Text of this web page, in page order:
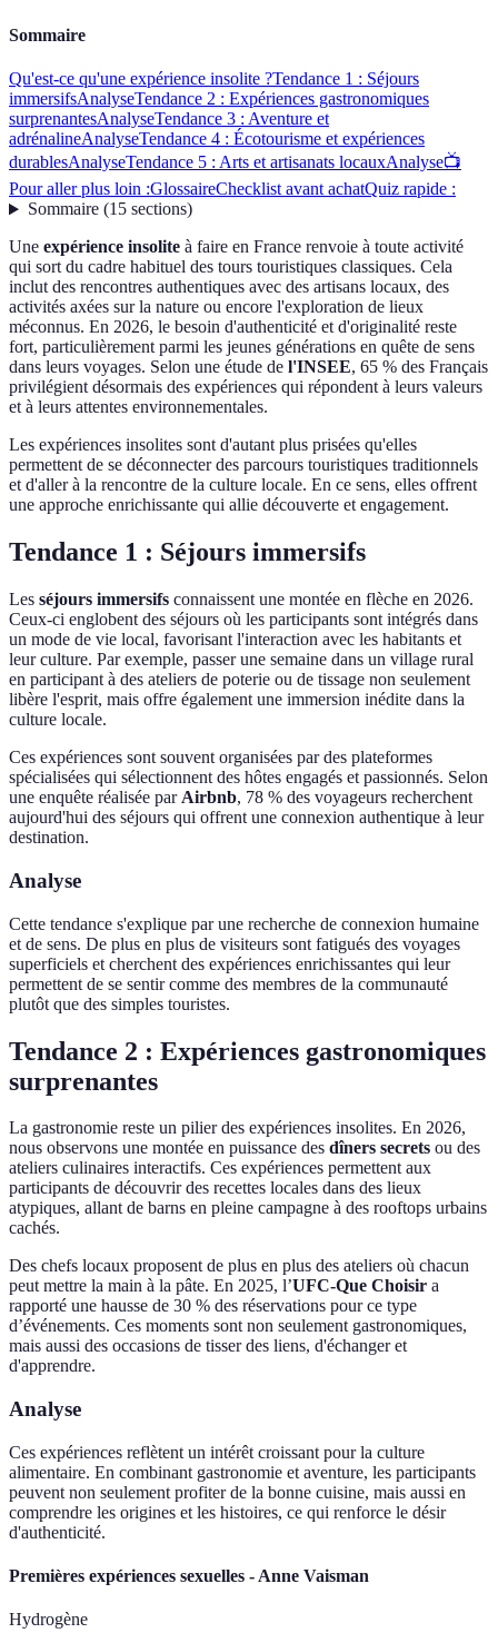
Sommaire
Qu'est-ce qu'une expérience insolite ?Tendance 1 : Séjours
immersifsAnalyseTendance 2 : Expériences gastronomiques
surprenantesAnalyseTendance 3 : Aventure et
adrénalineAnalyseTendance 4 : Écotourisme et expériences
durablesAnalyseTendance 5 : Arts et artisanats locauxAnalyse📺
Pour aller plus loin :GlossaireChecklist avant achatQuiz rapide :
Sommaire(15 sections)
Une expérience insolite à faire en France renvoie à toute activité
qui sort du cadre habituel des tours touristiques classiques. Cela
inclut des rencontres authentiques avec des artisans locaux, des
activités axées sur la nature ou encore l'exploration de lieux
méconnus. En 2026, le besoin d'authenticité et d'originalité reste
fort, particulièrement parmi les jeunes générations en quête de sens
dans leurs voyages. Selon une étude de l'INSEE, 65 % des Français
privilégient désormais des expériences qui répondent à leurs valeurs
et à leurs attentes environnementales.
Les expériences insolites sont d'autant plus prisées qu'elles
permettent de se déconnecter des parcours touristiques traditionnels
et d'aller à la rencontre de la culture locale. En ce sens, elles offrent
une approche enrichissante qui allie découverte et engagement.
Tendance 1 : Séjours immersifs
Les séjours immersifs connaissent une montée en flèche en 2026.
Ceux-ci englobent des séjours où les participants sont intégrés dans
un mode de vie local, favorisant l'interaction avec les habitants et
leur culture. Par exemple, passer une semaine dans un village rural
en participant à des ateliers de poterie ou de tissage non seulement
libère l'esprit, mais offre également une immersion inédite dans la
culture locale.
Ces expériences sont souvent organisées par des plateformes
spécialisées qui sélectionnent des hôtes engagés et passionnés. Selon
une enquête réalisée par Airbnb, 78 % des voyageurs recherchent
aujourd'hui des séjours qui offrent une connexion authentique à leur
destination.
Analyse
Cette tendance s'explique par une recherche de connexion humaine
et de sens. De plus en plus de visiteurs sont fatigués des voyages
superficiels et cherchent des expériences enrichissantes qui leur
permettent de se sentir comme des membres de la communauté
plutôt que des simples touristes.
Tendance 2 : Expériences gastronomiques
surprenantes
La gastronomie reste un pilier des expériences insolites. En 2026,
nous observons une montée en puissance des dîners secrets ou des
ateliers culinaires interactifs. Ces expériences permettent aux
participants de découvrir des recettes locales dans des lieux
atypiques, allant de barns en pleine campagne à des rooftops urbains
cachés.
Des chefs locaux proposent de plus en plus des ateliers où chacun
peut mettre la main à la pâte. En 2025, l’UFC-Que Choisir a
rapporté une hausse de 30 % des réservations pour ce type
d’événements. Ces moments sont non seulement gastronomiques,
mais aussi des occasions de tisser des liens, d'échanger et
d'apprendre.
Analyse
Ces expériences reflètent un intérêt croissant pour la culture
alimentaire. En combinant gastronomie et aventure, les participants
peuvent non seulement profiter de la bonne cuisine, mais aussi en
comprendre les origines et les histoires, ce qui renforce le désir
d'authenticité.
Premières expériences sexuelles - Anne Vaisman
Hydrogène